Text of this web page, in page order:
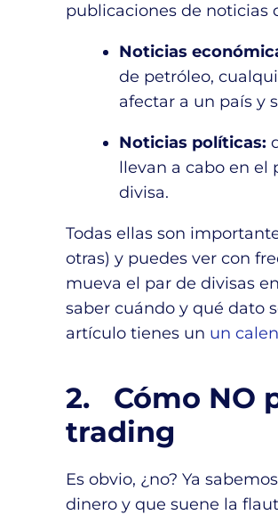
publicaciones de noticias
Noticias
de petróleo,
afectar a un país y
Noticias políticas:
llevan a cabo en el
divisa.
Todas ellas son
otras) y puedes ver con
mueva el par de divisas
saber cuándo y qué dato
artículo tienes un un
2. Cómo NO
trading
Es obvio, ¿no? Ya
dinero y que suene la